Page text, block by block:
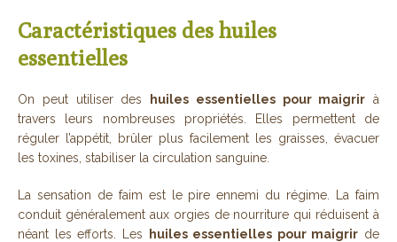
Caractéristiques des huiles
essentielles
On peut utiliser des huiles essentielles pour maigrir à
travers leurs nombreuses propriétés. Elles permettent de
réguler l’appétit, brûler plus facilement les graisses, évacuer
les toxines, stabiliser la circulation sanguine.
La sensation de faim est le pire ennemi du régime. La faim
conduit généralement aux orgies de nourriture qui réduisent à
néant les efforts. Les
huiles essentielles pour maigrir de